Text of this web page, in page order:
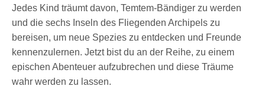
Jedes Kind träumt davon, Temtem-Bändiger zu werden
und die sechs Inseln des Fliegenden Archipels zu
bereisen, um neue Spezies zu entdecken und Freunde
kennenzulernen. Jetzt bist du an der Reihe, zu einem
epischen Abenteuer aufzubrechen und diese Träume
wahr werden zu lassen.